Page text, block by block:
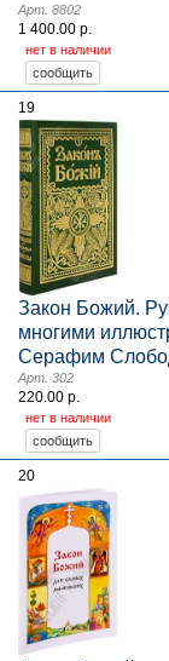
Арт. 8802
1 400.00 р.
нет в наличии
19
Закон Божий.
многими
Серафим
Арт. 302
220.00 р.
нет в наличии
20